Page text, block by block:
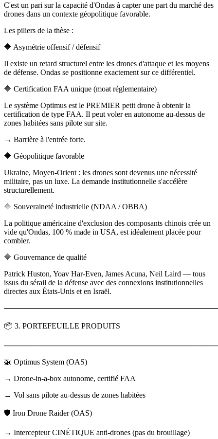
C'est un pari sur la capacité d'Ondas à capter une part du marché des
drones dans un contexte géopolitique favorable.
Les piliers de la thèse :
🔷 Asymétrie offensif / défensif
Il existe un retard structurel entre les drones d'attaque et les moyens
de défense. Ondas se positionne exactement sur ce différentiel.
🔷 Certification FAA unique (moat réglementaire)
Le système Optimus est le PREMIER petit drone à obtenir la
certification de type FAA. Il peut voler en autonome au-dessus de
zones habitées sans pilote sur site.
→ Barrière à l'entrée forte.
🔷 Géopolitique favorable
Ukraine, Moyen-Orient : les drones sont devenus une nécessité
militaire, pas un luxe. La demande institutionnelle s'accélère
structurellement.
🔷 Souveraineté industrielle (NDAA / OBBA)
La politique américaine d'exclusion des composants chinois crée un
vide qu'Ondas, 100 % made in USA, est idéalement placée pour
combler.
🔷 Gouvernance de qualité
Patrick Huston, Yoav Har-Even, James Acuna, Neil Laird — tous
issus du sérail de la défense avec des connexions institutionnelles
directes aux États-Unis et en Israël.
📦 3. PORTEFEUILLE PRODUITS
🚁 Optimus System (OAS)
→ Drone-in-a-box autonome, certifié FAA
→ Vol sans pilote au-dessus de zones habitées
🛡️ Iron Drone Raider (OAS)
→ Intercepteur CINÉTIQUE anti-drones (pas du brouillage)